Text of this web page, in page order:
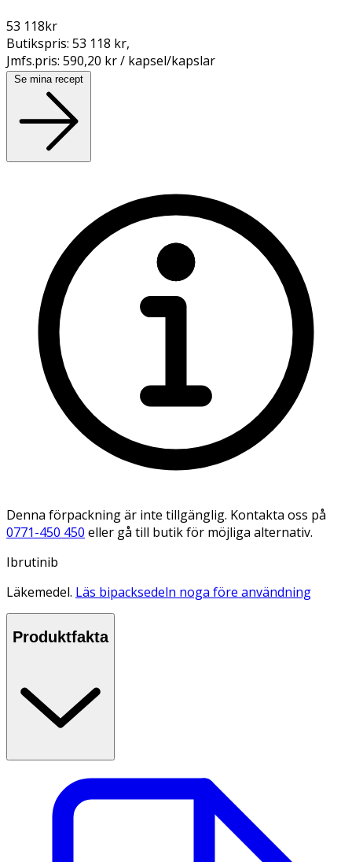
53 118kr
Butikspris: 53 118 kr,
Jmfs.pris: 590,20 kr / kapsel/kapslar
Se mina recept
Denna förpackning är inte tillgänglig. Kontakta oss på
0771-450 450 eller gå till butik för möjliga alternativ.
Ibrutinib
Läkemedel. Läs bipacksedeln noga före användning
Produktfakta